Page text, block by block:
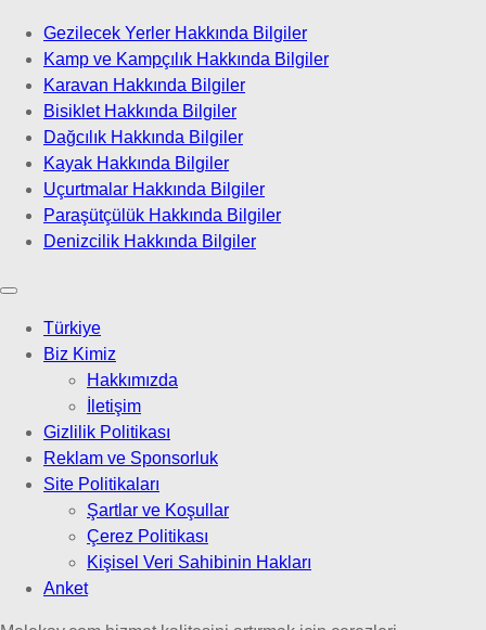
Gezilecek Yerler Hakkında Bilgiler
Kamp ve Kampçılık Hakkında Bilgiler
Karavan Hakkında Bilgiler
Bisiklet Hakkında Bilgiler
Dağcılık Hakkında Bilgiler
Kayak Hakkında Bilgiler
Uçurtmalar Hakkında Bilgiler
Paraşütçülük Hakkında Bilgiler
Denizcilik Hakkında Bilgiler
Türkiye
Biz Kimiz
Hakkımızda
İletişim
Gizlilik Politikası
Reklam ve Sponsorluk
Site Politikaları
Şartlar ve Koşullar
Çerez Politikası
Kişisel Veri Sahibinin Hakları
Anket